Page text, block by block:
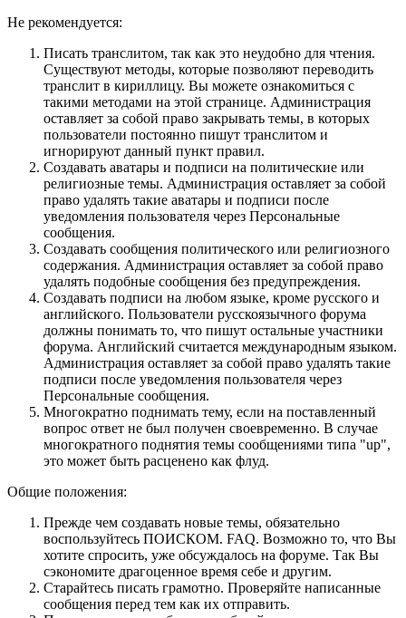
Не рекомендуется:
Писать транслитом, так как это неудобно для чтения.
Существуют методы, которые позволяют переводить
транслит в кириллицу. Вы можете ознакомиться с
такими методами на этой странице. Администрация
оставляет за собой право закрывать темы, в которых
пользователи постоянно пишут транслитом и
игнорируют данный пункт правил.
Создавать аватары и подписи на политические или
религиозные темы. Администрация оставляет за собой
право удалять такие аватары и подписи после
уведомления пользователя через Персональные
сообщения.
Создавать сообщения политического или религиозного
содержания. Администрация оставляет за собой право
удалять подобные сообщения без предупреждения.
Создавать подписи на любом языке, кроме русского и
английского. Пользователи русскоязычного форума
должны понимать то, что пишут остальные участники
форума. Английский считается международным языком.
Администрация оставляет за собой право удалять такие
подписи после уведомления пользователя через
Персональные сообщения.
Многократно поднимать тему, если на поставленный
вопрос ответ не был получен своевременно. В случае
многократного поднятия темы сообщениями типа "up",
это может быть расценено как флуд.
Общие положения:
Прежде чем создавать новые темы, обязательно
воспользуйтесь ПОИСКОМ. FAQ. Возможно то, что Вы
хотите спросить, уже обсуждалось на форуме. Так Вы
сэкономите драгоценное время себе и другим.
Старайтесь писать грамотно. Проверяйте написанные
сообщения перед тем как их отправить.